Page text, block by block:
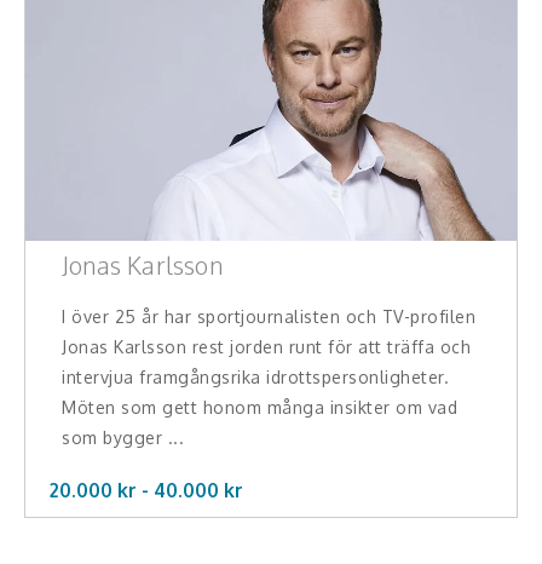
Jonas Karlsson
I över 25 år har sportjournalisten och TV-profilen
Jonas Karlsson rest jorden runt för att träffa och
intervjua framgångsrika idrottspersonligheter.
Möten som gett honom många insikter om vad
som bygger ...
20.000 kr - 40.000 kr